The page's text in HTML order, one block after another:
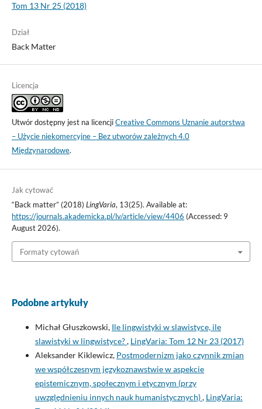
Tom 13 Nr 25 (2018)
Dział
Back Matter
Licencja
Utwór dostępny jest na licencjiCreative Commons Uznanie autorstwa
– Użycie niekomercyjne – Bez utworów zależnych 4.0
Międzynarodowe.
Jak cytować
“Back matter” (2018) LingVaria, 13(25). Available at:
https://journals.akademicka.pl/lv/article/view/4406 (Accessed: 9
August 2026).
Formaty cytowań
Podobne artykuły
Michał Głuszkowski, Ile lingwistyki w slawistyce, ile
slawistyki w lingwistyce?, LingVaria: Tom 12 Nr 23 (2017)
Aleksander Kiklewicz, Postmodernizm jako czynnik zmian
we współczesnym językoznawstwie w aspekcie
epistemicznym, społecznym i etycznym (przy
uwzględnieniu innych nauk humanistycznych), LingVaria: